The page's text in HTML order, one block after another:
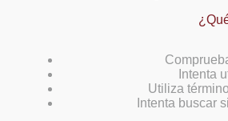
Intenta
Utiliza
Intenta buscar